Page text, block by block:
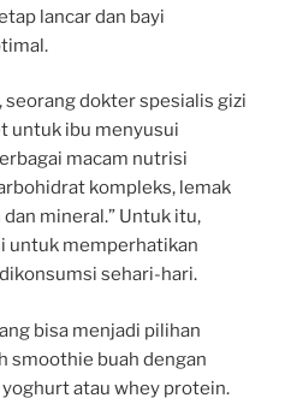
lancar dan bayi
seorang dokter spesialis gizi
untuk ibu menyusui
macam nutrisi
kompleks, lemak
mineral.” Untuk itu,
untuk memperhatikan
sehari-hari.
bisa menjadi pilihan
smoothie buah dengan
atau whey protein.